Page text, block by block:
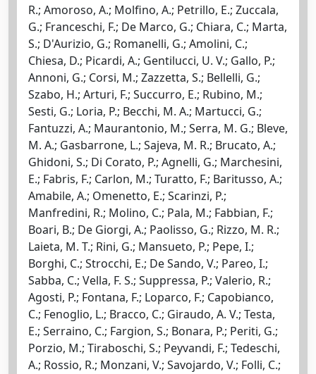
R.; Amoroso, A.; Molfino, A.; Petrillo, E.; Zuccala,
G.; Franceschi, F.; De Marco, G.; Chiara, C.; Marta,
S.; D'Aurizio, G.; Romanelli, G.; Amolini, C.;
Chiesa, D.; Picardi, A.; Gentilucci, U. V.; Gallo, P.;
Annoni, G.; Corsi, M.; Zazzetta, S.; Bellelli, G.;
Szabo, H.; Arturi, F.; Succurro, E.; Rubino, M.;
Sesti, G.; Loria, P.; Becchi, M. A.; Martucci, G.;
Fantuzzi, A.; Maurantonio, M.; Serra, M. G.; Bleve,
M. A.; Gasbarrone, L.; Sajeva, M. R.; Brucato, A.;
Ghidoni, S.; Di Corato, P.; Agnelli, G.; Marchesini,
E.; Fabris, F.; Carlon, M.; Turatto, F.; Baritusso, A.;
Amabile, A.; Omenetto, E.; Scarinzi, P.;
Manfredini, R.; Molino, C.; Pala, M.; Fabbian, F.;
Boari, B.; De Giorgi, A.; Paolisso, G.; Rizzo, M. R.;
Laieta, M. T.; Rini, G.; Mansueto, P.; Pepe, I.;
Borghi, C.; Strocchi, E.; De Sando, V.; Pareo, I.;
Sabba, C.; Vella, F. S.; Suppressa, P.; Valerio, R.;
Agosti, P.; Fontana, F.; Loparco, F.; Capobianco,
C.; Fenoglio, L.; Bracco, C.; Giraudo, A. V.; Testa,
E.; Serraino, C.; Fargion, S.; Bonara, P.; Periti, G.;
Porzio, M.; Tiraboschi, S.; Peyvandi, F.; Tedeschi,
A.; Rossio, R.; Monzani, V.; Savojardo, V.; Folli, C.;